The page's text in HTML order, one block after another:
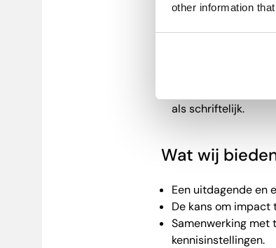
other information
Je houdt ervan om
Je bent goed in
Je hebt kennis van
als schriftelijk.
Wat wij
Een uitdagende en
De kans om impact
Samenwerking met
kennisinstellingen.